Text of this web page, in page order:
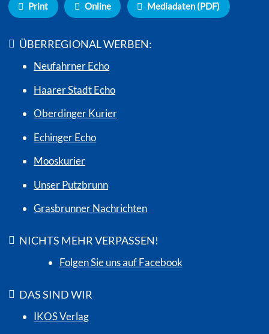
Print Online Mediadaten (PDF)
ÜBERREGIONAL WERBEN:
Neufahrner Echo
Haarer Stadt Echo
Oberdinger Kurier
Echinger Echo
Mooskurier
Unser Putzbrunn
Grasbrunner Nachrichten
NICHTS MEHR VERPASSEN!
Folgen Sie uns auf Facebook
DAS SIND WIR
IKOS Verlag